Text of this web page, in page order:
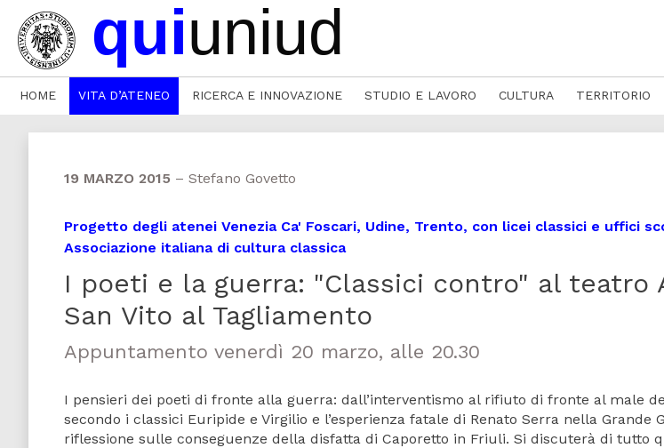
HOME VITA D’ATENEO RICERCA E INNOVAZIONE STUDIO E LAVORO CULTURA TERRITORIO
19 MARZO 2015 – Stefano Govetto
Progetto degli atenei Venezia Ca' Foscari, Udine, Trento, con licei classici e uffici
Associazione italiana di cultura classica
I poeti e la guerra: "Classici contro" al teatro
San Vito al Tagliamento
Appuntamento venerdì 20 marzo, alle 20.30
I pensieri dei poeti di fronte alla guerra: dall’interventismo al rifiuto di fronte al male
secondo i classici Euripide e Virgilio e l’esperienza fatale di Renato Serra nella Grande
riflessione sulle conseguenze della disfatta di Caporetto in Friuli. Si discuterà di tutto